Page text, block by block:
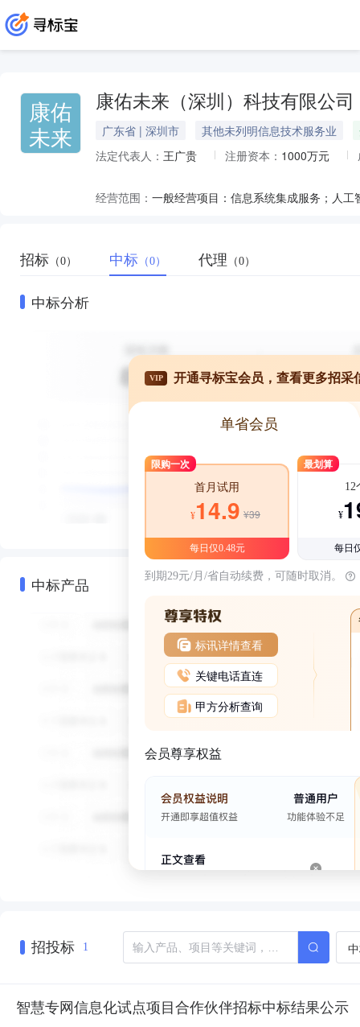
康佑
未来
康佑未来（深圳）科技有限公司
广东省 | 深圳市 其他未列明信息技术服务业
法定代表人： 王广贵 注册资本： 1000万元
经营范围：
招标 （0） 中标 （0） 代理 （0）
中标分析
中标产品
VIP 开通寻标宝会员，查看更多招采
单省会员
限购一次
首月试用
¥14.9 ¥39
每日仅0.48元
最划算
12
¥
每日
到期29元/月/省自动续费，可随时取消。
标讯详情查看
关键电话直连
甲方分析查询
会员尊享权益
招投标 1
智慧专网信息化试点项目合作伙伴招标中标结果公示